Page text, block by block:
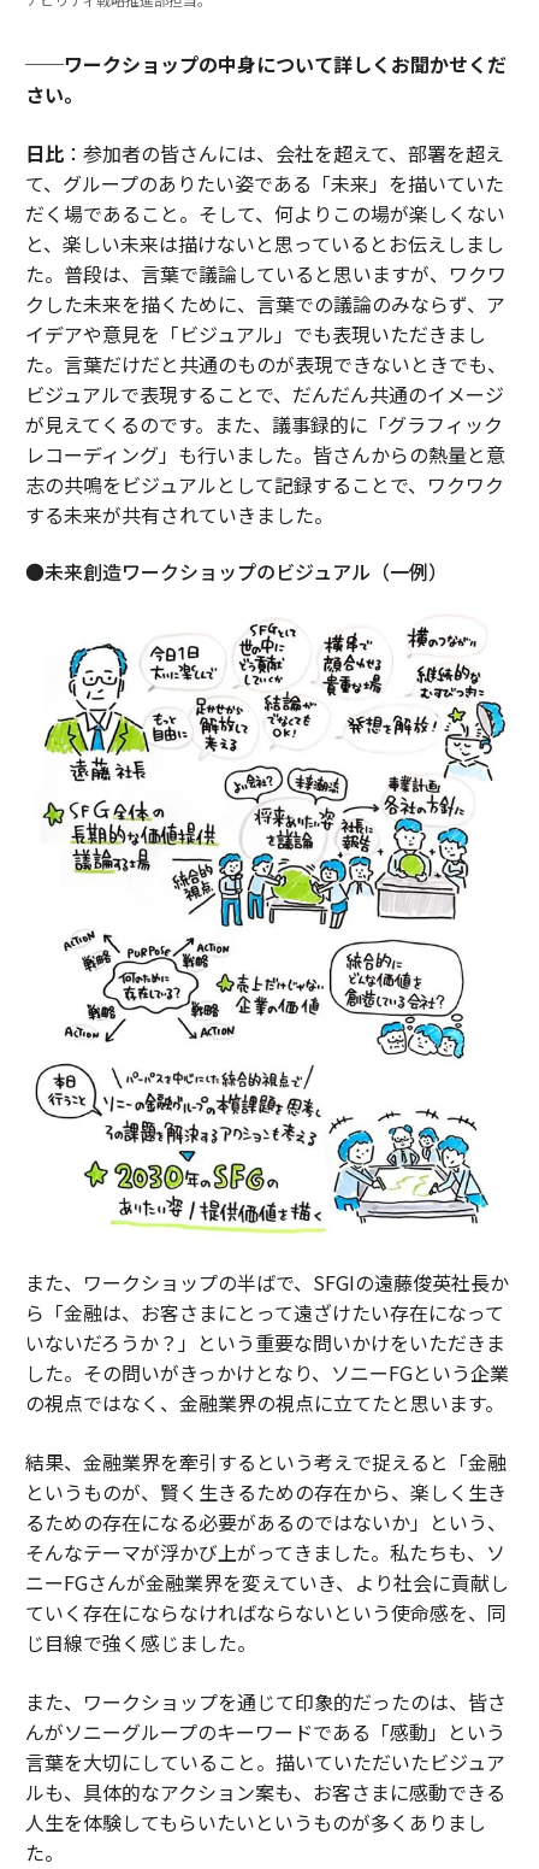
──ワークショップの中身について詳しくお聞かせくだ
さい。
日比：参加者の皆さんには、会社を超えて、部署を超え
て、グループのありたい姿である「未来」を描いていた
だく場であること。そして、何よりこの場が楽しくない
と、楽しい未来は描けないと思っているとお伝えしまし
た。普段は、言葉で議論していると思いますが、ワクワ
クした未来を描くために、言葉での議論のみならず、ア
イデアや意見を「ビジュアル」でも表現いただきまし
た。言葉だけだと共通のものが表現できないときでも、
ビジュアルで表現することで、だんだん共通のイメージ
が見えてくるのです。また、議事録的に「グラフィック
レコーディング」も行いました。皆さんからの熱量と意
志の共鳴をビジュアルとして記録することで、ワクワク
する未来が共有されていきました。
●未来創造ワークショップのビジュアル（一例）
また、ワークショップの半ばで、SFGIの遠藤俊英社長か
ら「金融は、お客さまにとって遠ざけたい存在になって
いないだろうか？」という重要な問いかけをいただきま
した。その問いがきっかけとなり、ソニーFGという企業
の視点ではなく、金融業界の視点に立てたと思います。
結果、金融業界を牽引するという考えで捉えると「金融
というものが、賢く生きるための存在から、楽しく生き
るための存在になる必要があるのではないか」という、
そんなテーマが浮かび上がってきました。私たちも、ソ
ニーFGさんが金融業界を変えていき、より社会に貢献し
ていく存在にならなければならないという使命感を、同
じ目線で強く感じました。
また、ワークショップを通じて印象的だったのは、皆さ
んがソニーグループのキーワードである「感動」という
言葉を大切にしていること。描いていただいたビジュア
ルも、具体的なアクション案も、お客さまに感動できる
人生を体験してもらいたいというものが多くありまし
た。